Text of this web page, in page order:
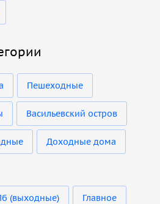
Пешеходные
Васильевский остров
Доходные дома
(выходные) Главное